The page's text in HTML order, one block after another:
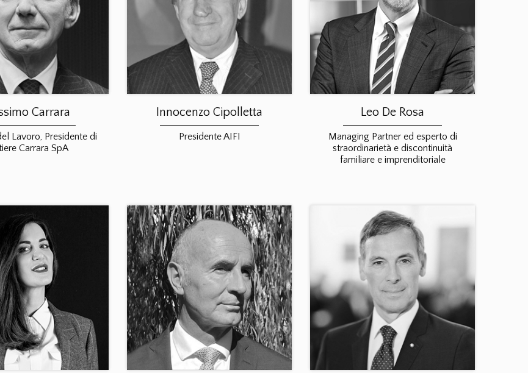
Carrara
Lavoro, Presidente di
Carrara SpA
Innocenzo Cipolletta
Presidente AIFI
Leo De Rosa
Managing Partner ed esperto di
straordinarietà e discontinuità
familiare e imprenditoriale